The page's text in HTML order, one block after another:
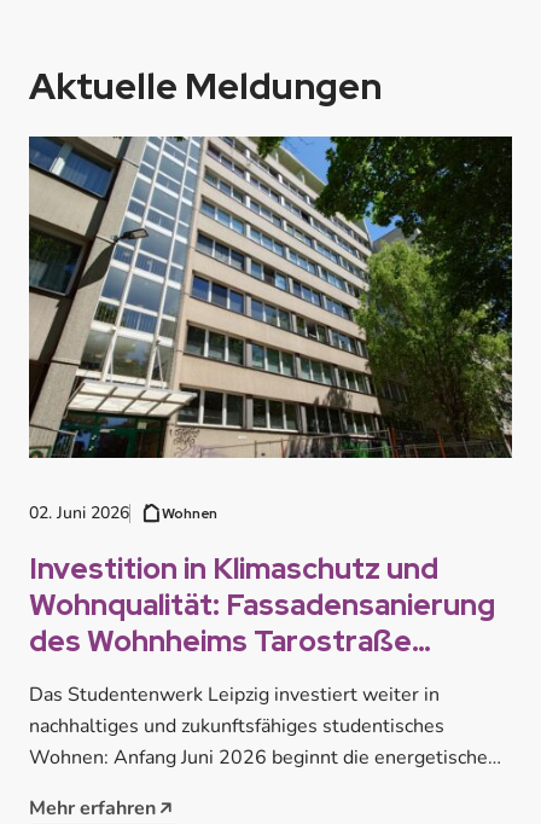
Aktuelle Meldungen
02. Juni 2026 Wohnen
Investition in Klimaschutz und
Wohnqualität: Fassadensanierung
des Wohnheims Tarostraße
startet
Das Studentenwerk Leipzig investiert weiter in
nachhaltiges und zukunftsfähiges studentisches
Wohnen: Anfang Juni 2026 beginnt die energetische
Mehr erfahren